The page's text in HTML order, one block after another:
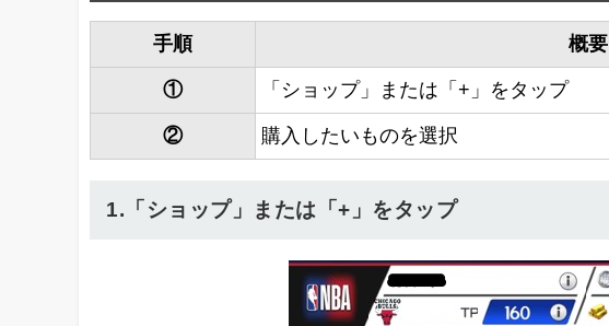
手順 概要
① 「ショップ」または「+」をタップ
② 購入したいものを選択
1.「ショップ」または「+」をタップ